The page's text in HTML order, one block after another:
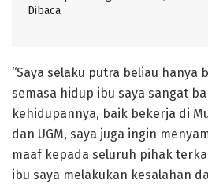
Dibaca
“Saya selaku putra beliau hanya
semasa hidup ibu saya sangat
kehidupannya, baik bekerja di
dan UGM, saya juga ingin
maaf kepada seluruh pihak
ibu saya melakukan kesalahan